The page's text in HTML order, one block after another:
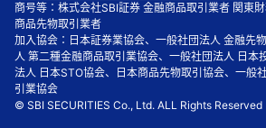
商号等：株式会社SBI証券 金融商品取引業者 関東
商品先物取引業者
加入協会：日本証券業協会、一般社団法人 金融先
人 第二種金融商品取引業協会、一般社団法人 日本
法人 日本STO協会、日本商品先物取引協会、一般
引業協会
© SBI SECURITIES Co., Ltd. ALL Rights Reserved